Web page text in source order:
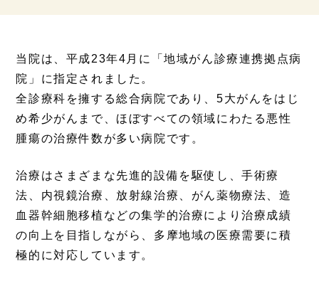
当院は、平成23年4月に「地域がん診療連携拠点病
院」に指定されました。
全診療科を擁する総合病院であり、5大がんをはじ
め希少がんまで、ほぼすべての領域にわたる悪性
腫瘍の治療件数が多い病院です。
治療はさまざまな先進的設備を駆使し、手術療
法、内視鏡治療、放射線治療、がん薬物療法、造
血器幹細胞移植などの集学的治療により治療成績
の向上を目指しながら、多摩地域の医療需要に積
極的に対応しています。